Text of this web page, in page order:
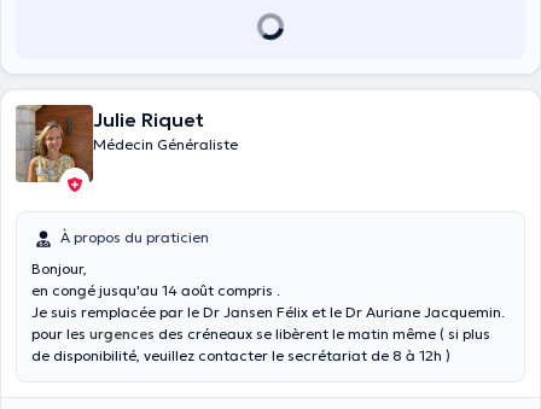
Julie Riquet
Médecin Généraliste
À propos du praticien
Bonjour,
en congé jusqu'au 14 août compris .
Je suis remplacée par le Dr Jansen Félix et le Dr Auriane Jacquemin.
pour les urgences des créneaux se libèrent le matin même ( si plus
de disponibilité, veuillez contacter le secrétariat de 8 à 12h )
adresser à mon assistant le docteur Jansen Félix ( prise de rdv en